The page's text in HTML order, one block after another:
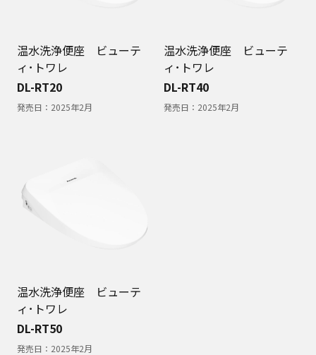
温水洗浄便座 ビューテ
ィ･トワレ
DL-RT20
発売日： 2025年2月
温水洗浄便座 ビューテ
ィ･トワレ
DL-RT40
発売日： 2025年2月
温水洗浄便座 ビューテ
ィ･トワレ
DL-RT50
発売日： 2025年2月